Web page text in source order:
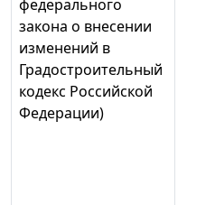
федерального
закона о внесении
изменений в
Градостроительный
кодекс Российской
Федерации)